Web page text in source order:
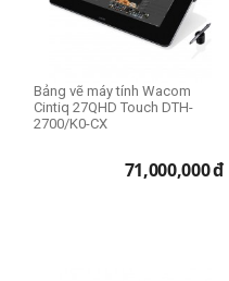
Bảng vẽ máy tính Wacom
Cintiq 27QHD Touch DTH-
2700/K0-CX
71,000,000đ